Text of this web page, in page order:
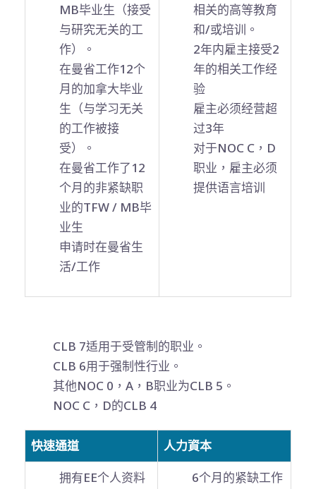
MB毕业生（接受
与研究无关的工
作）。
在曼省工作12个
月的加拿大毕业
生（与学习无关
的工作被接
受）。
在曼省工作了12
个月的非紧缺职
业的TFW / MB毕
业生
申请时在曼省生
活/工作
相关的高等教育
和/或培训。
2年内雇主接受2
年的相关工作经
验
雇主必须经营超
过3年
对于NOC C，D
职业，雇主必须
提供语言培训
CLB 7适用于受管制的职业。
CLB 6用于强制性行业。
其他NOC 0，A，B职业为CLB 5。
NOC C，D的CLB 4
快速通道
人力資本
拥有EE个人资料
6个月的紧缺工作